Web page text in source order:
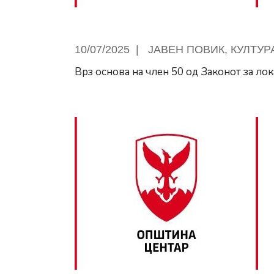
10/07/2025 ЈАВЕН ПОВИК,
Врз основа на член 50 од Законот за